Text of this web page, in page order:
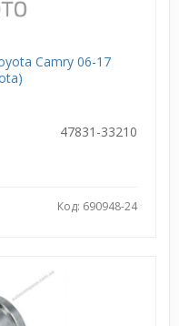
Camry 06-17
47831-33210
Код: 690948-24